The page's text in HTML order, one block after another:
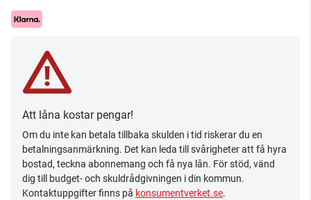
Att låna kostar pengar!
Om du inte kan betala tillbaka skulden i tid riskerar du en
betalningsanmärkning. Det kan leda till svårigheter att få hyra
bostad, teckna abonnemang och få nya lån. För stöd, vänd
dig till budget- och skuldrådgivningen i din kommun.
Kontaktuppgifter finns på konsumentverket.se.